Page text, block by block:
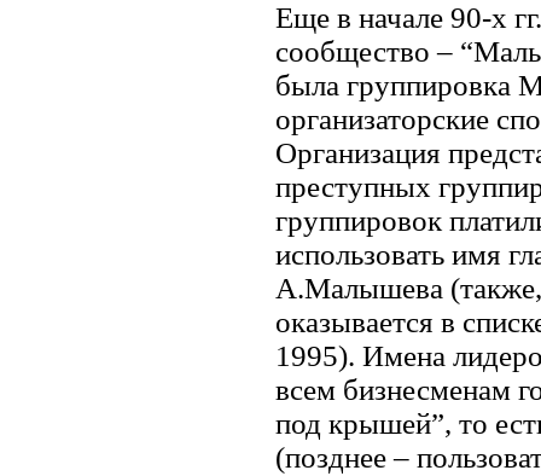
Еще в начале 90-х
сообщество –
была группировка
организаторские
Организация
преступных
группировок
использовать имя
А.Малышева (также,
оказывается в
1995). Имена
всем бизнесменам
под крышей”, то
(позднее –